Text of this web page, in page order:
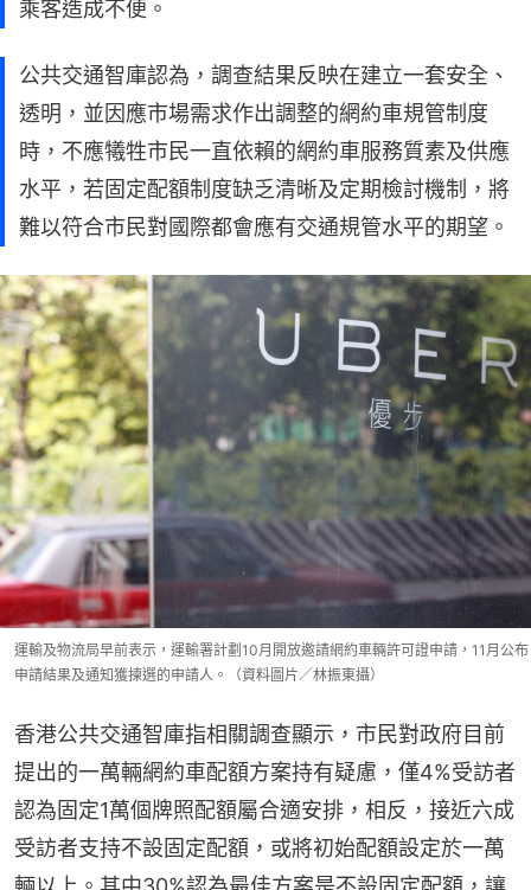
乘客造成不便。
公共交通智庫認為，調查結果反映在建立一套安全、
透明，並因應市場需求作出調整的網約車規管制度
時，不應犧牲市民一直依賴的網約車服務質素及供應
水平，若固定配額制度缺乏清晰及定期檢討機制，將
難以符合市民對國際都會應有交通規管水平的期望。
運輸及物流局早前表示，運輸署計劃10月開放邀請網約車輛許可證申請，11月公布
申請結果及通知獲揀選的申請人。（資料圖片／林振東攝）
香港公共交通智庫指相關調查顯示，市民對政府目前
提出的一萬輛網約車配額方案持有疑慮，僅4%受訪者
認為固定1萬個牌照配額屬合適安排，相反，接近六成
受訪者支持不設固定配額，或將初始配額設定於一萬